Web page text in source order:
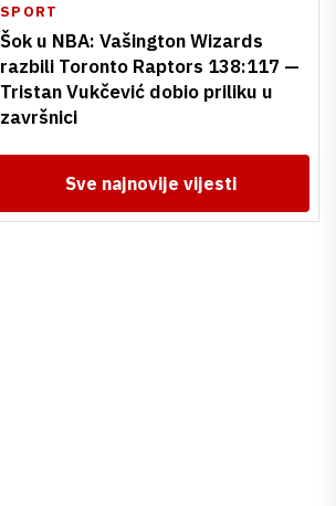
SPORT
Šok u NBA: Vašington Wizards
razbili Toronto Raptors 138:117 —
Tristan Vukčević dobio priliku u
završnici
Sve najnovije vijesti